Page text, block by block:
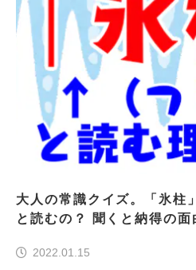
大人の常識クイズ。「氷柱
と読むの？ 聞くと納得の面
2022.01.15